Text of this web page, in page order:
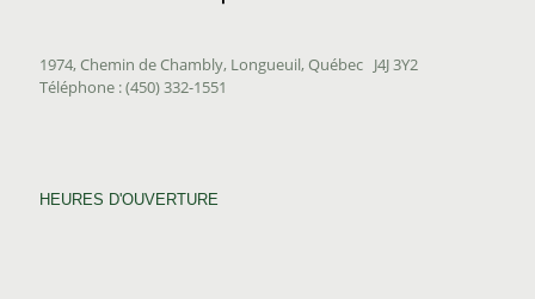
1974, Chemin de Chambly, Longueuil, Québec J4J 3Y2
Téléphone : (450) 332-1551
HEURES D'OUVERTURE